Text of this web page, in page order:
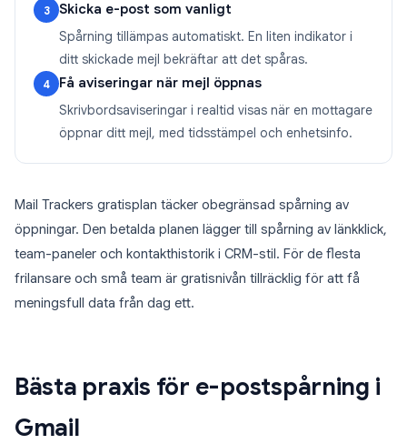
3
Skicka e-post som vanligt
Spårning tillämpas automatiskt. En liten indikator i
ditt skickade mejl bekräftar att det spåras.
4
Få aviseringar när mejl öppnas
Skrivbordsaviseringar i realtid visas när en mottagare
öppnar ditt mejl, med tidsstämpel och enhetsinfo.
Mail Trackers gratisplan täcker obegränsad spårning av
öppningar. Den betalda planen lägger till spårning av länkklick,
team-paneler och kontakthistorik i CRM-stil. För de flesta
frilansare och små team är gratisnivån tillräcklig för att få
meningsfull data från dag ett.
Bästa praxis för e-postspårning i
Gmail